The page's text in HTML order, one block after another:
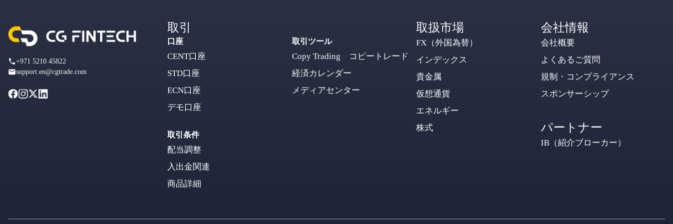
+971 5210 45822
support.en@cgtrade.com
取引
口座
CENT口座
STD口座
ECN口座
デモ口座
取引条件
配当調整
入出金関連
商品詳細
取引ツール
Copy Trading コピートレード
経済カレンダー
メディアセンター
取扱市場
FX（外国為替）
インデックス
貴金属
仮想通貨
エネルギー
株式
会社情報
会社概要
よくあるご質問
規制・コンプライアンス
スポンサーシップ
パートナー
IB（紹介ブローカー）